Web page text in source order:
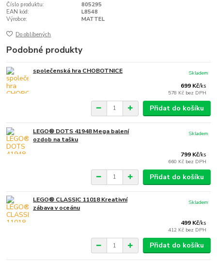
Číslo produktu:
805295
EAN kód:
L8548
Výrobce:
MATTEL
Do oblíbených
Podobné produkty
společenská hra CHOBOTNICE
699 Kč/ks
578 Kč bez DPH
Skladem
Přidat do košíku
LEGO® DOTS 41948 Mega balení
ozdob na tašku
799 Kč/ks
660 Kč bez DPH
Skladem
Přidat do košíku
LEGO® CLASSIC 11018 Kreativní
zábava v oceánu
499 Kč/ks
412 Kč bez DPH
Skladem
Přidat do košíku